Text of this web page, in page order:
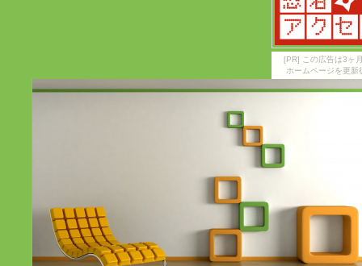
[PR] この広告は3ヶ
ホームページを更